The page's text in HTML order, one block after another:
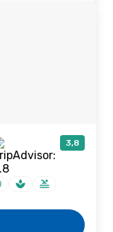
3,8